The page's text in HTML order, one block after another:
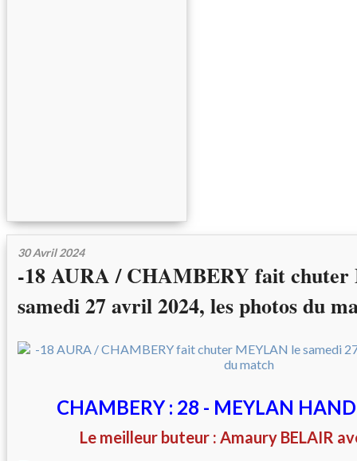
30 Avril 2024
-18 AURA / CHAMBERY fait
samedi 27 avril 2024, les photos du
CHAMBERY : 28 - MEYLAN
Le meilleur buteur : Amaury BELAIR